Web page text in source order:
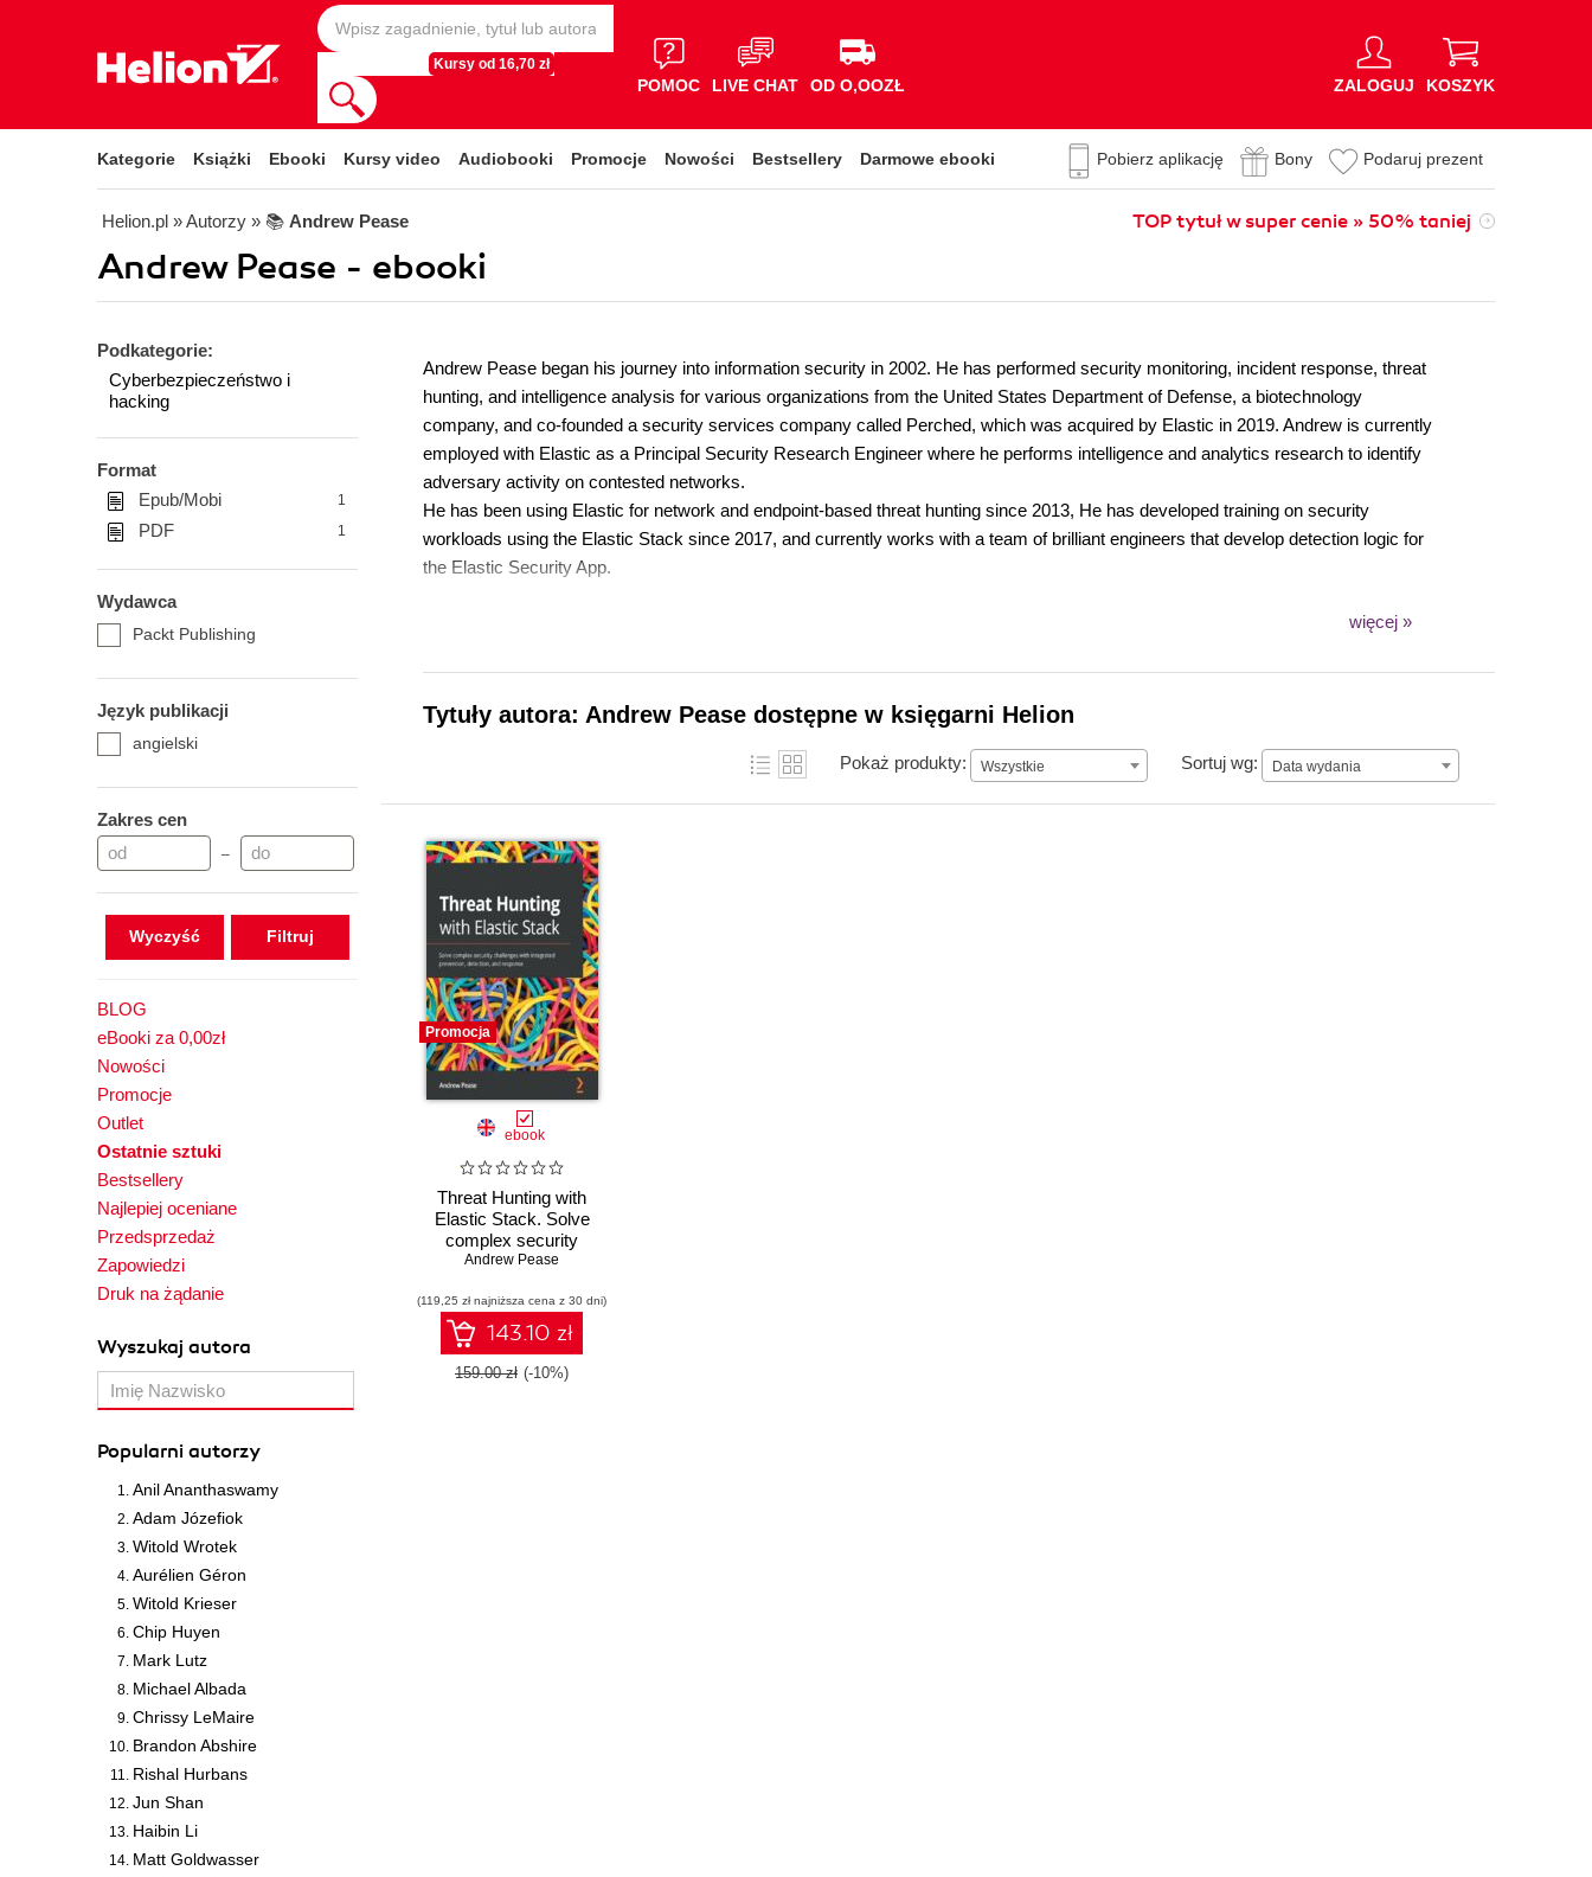
Kursy od 16,70 zł
POMOC LIVE CHAT OD O,OOZŁ ZALOGUJ KOSZYK
Kategorie Książki Ebooki Kursy video Audiobooki Promocje Nowości Bestsellery Darmowe ebooki Pobierz aplikację Bony Podaruj prezent
Helion.pl » Autorzy » 📚 Andrew Pease TOP tytuł w super cenie » 50% taniej
Andrew Pease - ebooki
Podkategorie:
Cyberbezpieczeństwo i
hacking
Format
Epub/Mobi
1
PDF 1
Wydawca
Packt Publishing
Język publikacji
angielski
Zakres cen
–
Wyczyść
BLOG
eBooki za 0,00zł
Nowości
Promocje
Outlet
Ostatnie sztuki
Bestsellery
Najlepiej oceniane
Przedsprzedaż
Zapowiedzi
Druk na żądanie
Wyszukaj autora
Popularni autorzy
Anil Ananthaswamy
Adam Józefiok
Witold Wrotek
Aurélien Géron
Witold Krieser
Chip Huyen
Mark Lutz
Michael Albada
Chrissy LeMaire
Brandon Abshire
Rishal Hurbans
Jun Shan
Haibin Li
Matt Goldwasser
Andrew Pease began his journey into information security in 2002. He has performed security monitoring, incident response, threat
hunting, and intelligence analysis for various organizations from the United States Department of Defense, a biotechnology
company, and co-founded a security services company called Perched, which was acquired by Elastic in 2019. Andrew is currently
employed with Elastic as a Principal Security Research Engineer where he performs intelligence and analytics research to identify
adversary activity on contested networks.
He has been using Elastic for network and endpoint-based threat hunting since 2013, He has developed training on security
workloads using the Elastic Stack since 2017, and currently works with a team of brilliant engineers that develop detection logic for
the Elastic Security App.
więcej »
Tytuły autora: Andrew Pease dostępne w księgarni Helion
Pokaż produkty: Wszystkie Sortuj wg: Data wydania
Data wydania
Promocja
ebook
Threat Hunting with
Elastic Stack. Solve
complex security
challenges with
detection, and response
Andrew Pease
(119,25 zł najniższa cena z 30 dni)
143.10 zł
159.00 zł (-10%)